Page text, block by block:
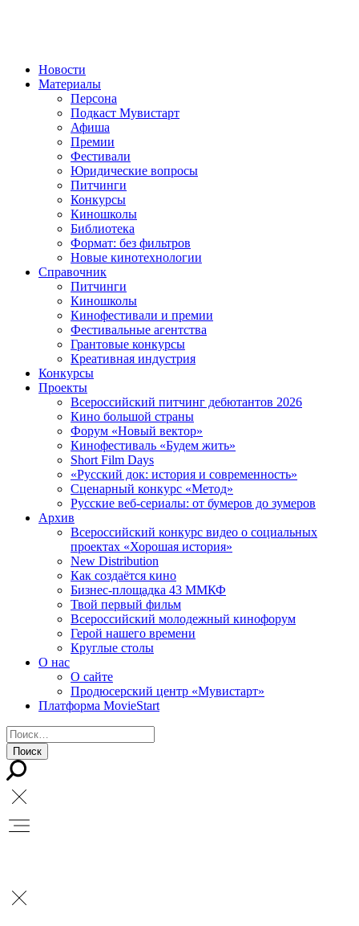
Новости
Материалы
Персона
Подкаст Мувистарт
Афиша
Премии
Фестивали
Юридические вопросы
Питчинги
Конкурсы
Киношколы
Библиотека
Формат: без фильтров
Новые кинотехнологии
Справочник
Питчинги
Киношколы
Кинофестивали и премии
Фестивальные агентства
Грантовые конкурсы
Креативная индустрия
Конкурсы
Проекты
Всероссийский питчинг дебютантов 2026
Кино большой страны
Форум «Новый вектор»
Кинофестиваль «Будем жить»
Short Film Days
«Русский док: история и современность»
Сценарный конкурс «Метод»
Русские веб-сериалы: от бумеров до зумеров
Архив
Всероссийский конкурс видео о социальных
проектах «Хорошая история»
New Distribution
Как создаётся кино
Бизнес-площадка 43 ММКФ
Твой первый фильм
Всероссийский молодежный кинофорум
Герой нашего времени
Круглые столы
О нас
О сайте
Продюсерский центр «Мувистарт»
Платформа MovieStart